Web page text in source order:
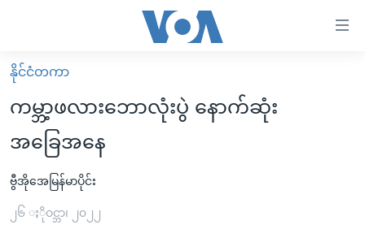
လွယ်ကူ
စေ
များ
ပင်မ
မူလစာမျက်နှာ
မြန်မာ
ကမ္ဘာ့သတင်းများ
နိုင်ငံတကာ
ဗွီဒီယို
သတင်းလွတ်လပ်ခွင့်
နိုင်ငံတကာ
ကမ္ဘာ့ဖလားဘောလုံးပွဲ နောက်ဆုံး
အခြေအနေ
ဗွီအိုအေမြန်မာပိုင်း
၂၆ ႏိုဝင္ဘာ၊ ၂၀၂၂